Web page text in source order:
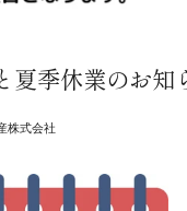
夏季休業のお知
株式会社